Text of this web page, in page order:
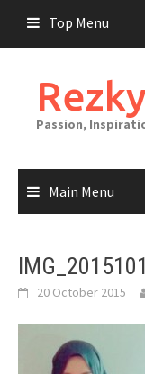
content
Top Menu
Passion,
Main Menu
20 October 2015